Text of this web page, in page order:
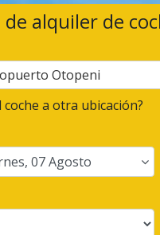
alquiler de
Otopeni
coche a otra ubicación?
,07Agosto